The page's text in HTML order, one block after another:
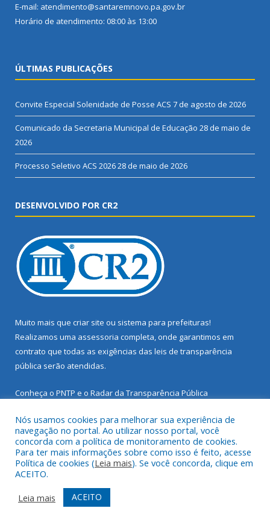
E-mail: atendimento@santaremnovo.pa.gov.br
Horário de atendimento: 08:00 às 13:00
ÚLTIMAS PUBLICAÇÕES
Convite Especial Solenidade de Posse ACS 7 de agosto de 2026
Comunicado da Secretaria Municipal de Educação 28 de maio de
2026
Processo Seletivo ACS 202628 de maio de 2026
DESENVOLVIDO POR CR2
Muito mais que criar site ou sistema para prefeituras!
Realizamos uma assessoria completa, onde garantimos em
contrato que todas as exigências das leis de transparência
pública serão atendidas.
Conheça o PNTP e o Radar da Transparência Pública
Todos os direitos reservados a Prefeitura Municipal de Santarém
Novo.
Mapa do Site
Acessar Área Administrativa
Acessar Webmail
Nós usamos cookies para melhorar sua experiência de
navegação no portal. Ao utilizar nosso portal, você
concorda com a política de monitoramento de cookies.
Para ter mais informações sobre como isso é feito, acesse
Política de cookies (Leia mais). Se você concorda, clique em
ACEITO.
Leia mais
ACEITO